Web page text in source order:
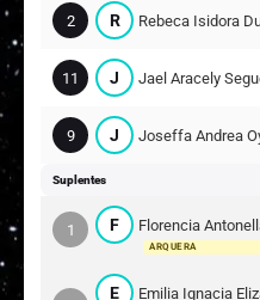
2 R Rebeca Isidora
11 J Jael Aracely
9 J Joseffa Andrea
Suplentes
1 F Florencia
ARQUERA
E Emilia Ignacia